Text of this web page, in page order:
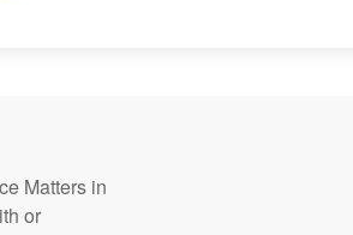
Matters in
or